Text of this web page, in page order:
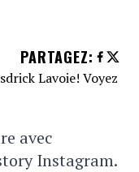
PARTAGEZ:
avec
Instagram.